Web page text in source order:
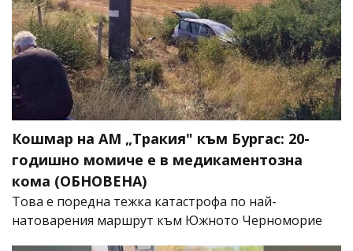
Кошмар на АМ „Тракия" към Бургас: 20-
годишно момиче е в медикаментозна
кома (ОБНОВЕНА)
Това е поредна тежка катастрофа по най-
натоварения маршрут към Южното Черноморие